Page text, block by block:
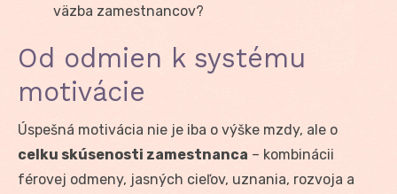
väzba zamestnancov?
Od odmien k systému
motivácie
Úspešná motivácia nie je iba o výške mzdy, ale o
celku skúsenosti zamestnanca – kombinácii
férovej odmeny, jasných cieľov, uznania, rozvoja a